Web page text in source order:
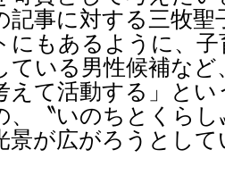
記事に対する三牧聖
にもあるように、
ている男性候補な
えて活動する」と
、〝いのちとくら
景が広がろうとして